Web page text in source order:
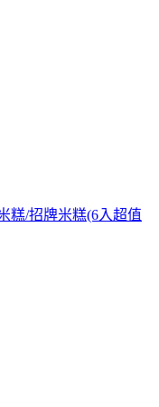
糕/招牌米糕(6入超值